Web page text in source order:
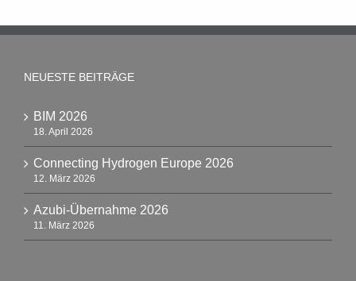
NEUESTE BEITRÄGE
BIM 2026
18. April 2026
Connecting Hydrogen Europe 2026
12. März 2026
Azubi-Übernahme 2026
11. März 2026